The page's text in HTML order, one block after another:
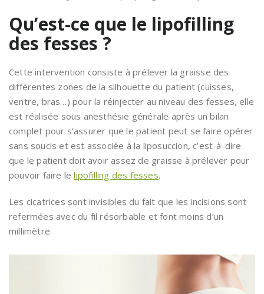
Qu’est-ce que le lipofilling
des fesses ?
Cette intervention consiste à prélever la graisse des
différentes zones de la silhouette du patient (cuisses,
ventre, bras…) pour la réinjecter au niveau des fesses, elle
est réalisée sous anesthésie générale après un bilan
complet pour s’assurer que le patient peut se faire opérer
sans soucis et est associée à la liposuccion, c’est-à-dire
que le patient doit avoir assez de graisse à prélever pour
pouvoir faire lelipofilling des fesses.
Les cicatrices sont invisibles du fait que les incisions sont
refermées avec du fil résorbable et font moins d’un
millimètre.